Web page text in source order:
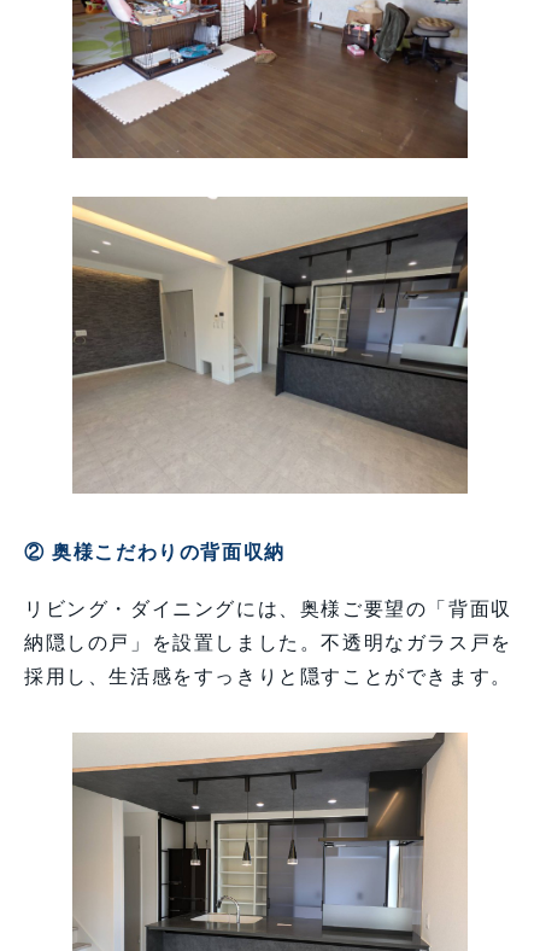
② 奥様こだわりの背面収納
リビング・ダイニングには、奥様ご要望の「背面収
納隠しの戸」を設置しました。不透明なガラス戸を
採用し、生活感をすっきりと隠すことができます。